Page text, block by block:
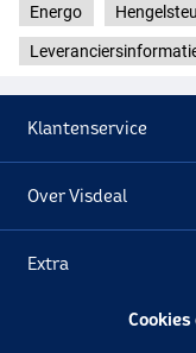
Energo
Klantenservice
Over Visdeal
Extra